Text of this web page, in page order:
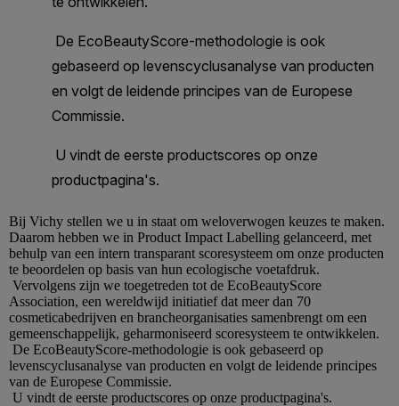
Bij Vichy stellen we u in staat om weloverwogen keuzes te maken.
Daarom hebben we in Product Impact Labelling gelanceerd, met
behulp van een intern transparant scoresysteem om onze producten
te beoordelen op basis van hun ecologische voetafdruk.
Vervolgens zijn we toegetreden tot de EcoBeautyScore
Association, een wereldwijd initiatief dat meer dan 70
cosmeticabedrijven en brancheorganisaties samenbrengt om een
gemeenschappelijk, geharmoniseerd scoresysteem te ontwikkelen.
De EcoBeautyScore-methodologie is ook gebaseerd op
levenscyclusanalyse van producten en volgt de leidende principes
van de Europese Commissie.
U vindt de eerste productscores op onze productpagina's.